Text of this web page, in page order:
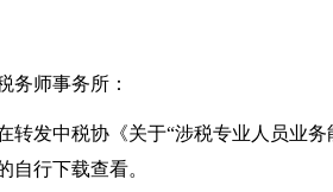
务师事务所：
转发中税协《关于“涉税专业人员业
自行下载查看。